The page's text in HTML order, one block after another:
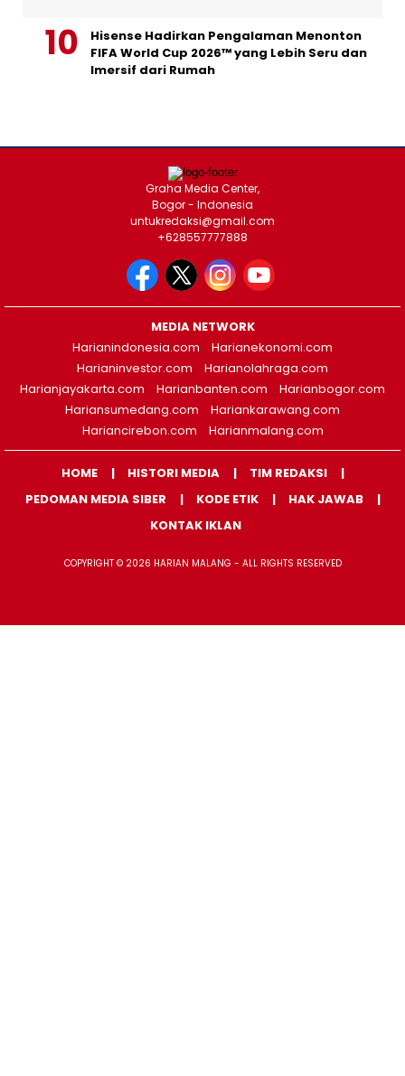
Hisense Hadirkan Pengalaman Menonton
FIFA World Cup 2026™ yang Lebih Seru dan
Imersif dari Rumah
Graha Media Center,
Bogor - Indonesia
untukredaksi@gmail.com
+628557777888
MEDIA NETWORK
Harianindonesia.com
Harianekonomi.com
Harianinvestor.com
Harianolahraga.com
Harianjayakarta.com
Harianbanten.com
Harianbogor.com
Hariansumedang.com
Hariankarawang.com
Hariancirebon.com
Harianmalang.com
HOME HISTORI MEDIA
TIM REDAKSI
PEDOMAN MEDIA SIBER
KODE ETIK
HAK JAWAB
KONTAK IKLAN
COPYRIGHT © 2026 HARIAN MALANG - ALL RIGHTS RESERVED